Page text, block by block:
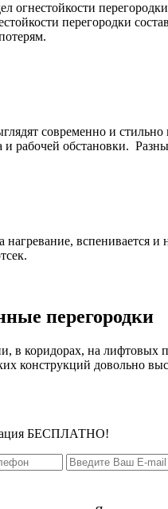
перегородки
современно и
и рабочей обстановки.
вспенивается
перегородки
в коридорах, на
конструкций довольно
БЕСПЛАТНО!